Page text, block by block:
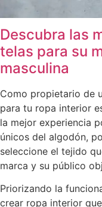
Descubra las
telas para su
masculina
Como propietario de
para tu ropa interior
la mejor experiencia
únicos del algodón,
seleccione el tejido
marca y su público
Priorizando la
crear ropa interior